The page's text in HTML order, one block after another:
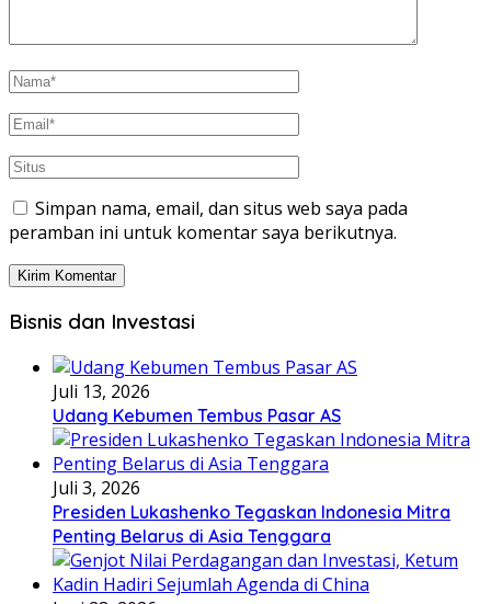
Simpan nama, email, dan situs web saya pada
peramban ini untuk komentar saya berikutnya.
Bisnis dan Investasi
Juli 13, 2026
Udang Kebumen Tembus Pasar AS
Juli 3, 2026
Presiden Lukashenko Tegaskan Indonesia Mitra
Penting Belarus di Asia Tenggara